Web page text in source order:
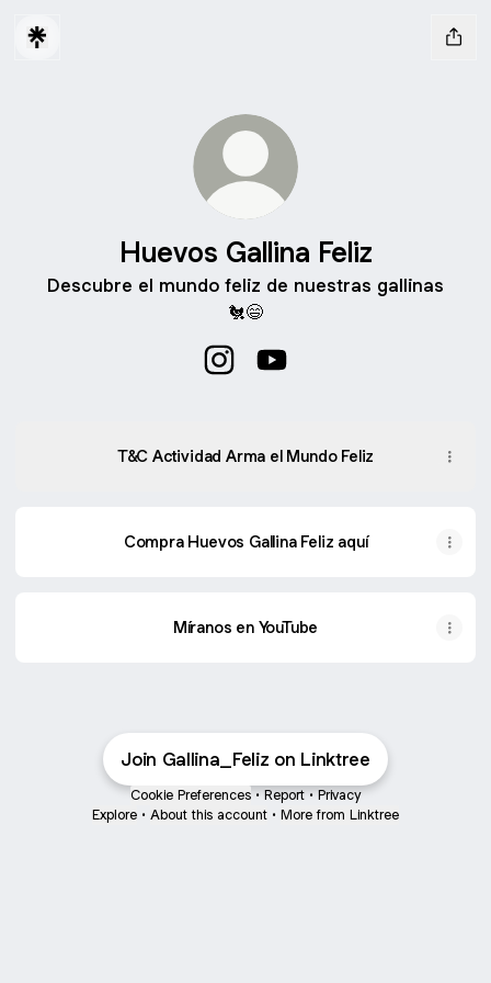
Huevos Gallina Feliz
Descubre el mundo feliz de nuestras gallinas
🐔😄
T&C Actividad Arma el Mundo Feliz
Compra Huevos Gallina Feliz aquí
Míranos en YouTube
Join Gallina_Feliz on Linktree
Cookie Preferences • Report • Privacy
Explore • About this account • More from Linktree